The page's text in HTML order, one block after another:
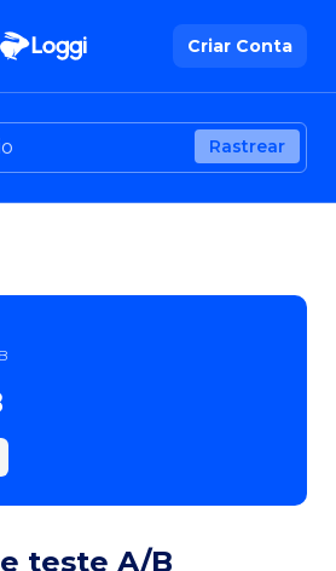
Criar Conta
Rastrear
teste A/B